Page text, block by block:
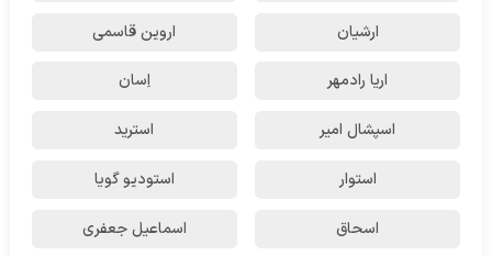
ارشیان اروین قاسمی
اریا رادمهر اِسان
اسپشال امیر استرید
استوار استودیو گویا
اسحاق اسماعیل جعفری